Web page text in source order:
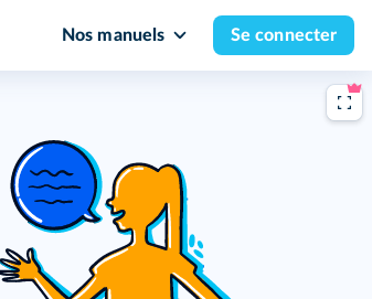
Nos manuels Se connecter